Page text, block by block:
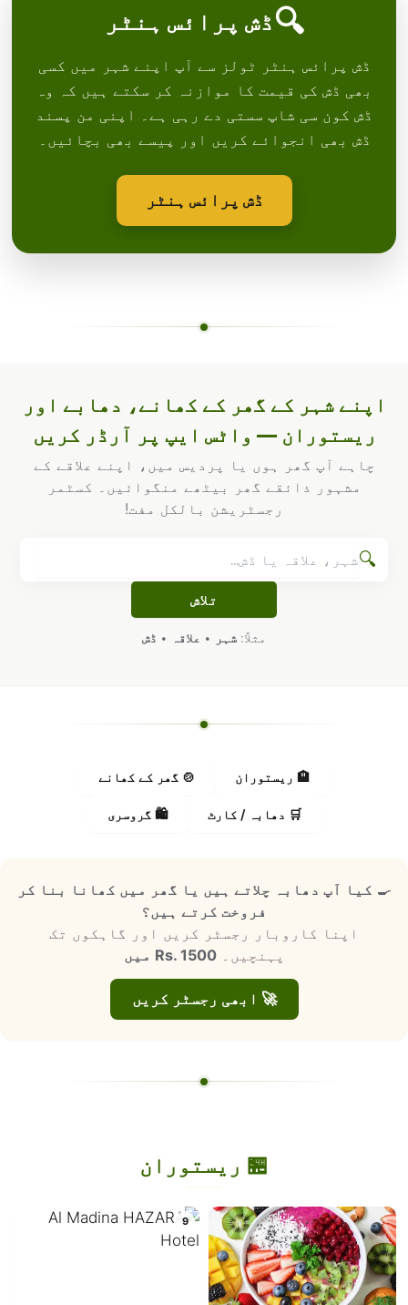
🔍ڈش پرائس ہنٹر
ڈش پرائس ہنٹر ٹولز سے آپ اپنے شہر میں کسی
بھی ڈش کی قیمت کا موازنہ کر سکتے ہیں کہ وہ
ڈش کون سی شاپ سستی دے رہی ہے۔ اپنی من پسند
ڈش بھی انجوائے کریں اور پیسے بھی بچائیں۔
ڈش پرائس ہنٹر
اپنے شہر کے گھر کے کھانے، دھابے اور
ریستوران — واٹس ایپ پر آرڈر کریں
چاہے آپ گھر ہوں یا پردیس میں، اپنے علاقے کے
مشہور ذائقے گھر بیٹھے منگوائیں۔ کسٹمر
رجسٹریشن بالکل مفت!
🔍
تلاش
مثلاً: شہر • علاقہ • ڈش
🏨 ریستوران 🍲 گھر کے کھانے
🛒 دھابہ / کارٹ 🛍️ گروسری
🍳 کیا آپ دھابہ چلاتے ہیں یا گھر میں کھانا بنا کر
فروخت کرتے ہیں؟
اپنا کاروبار رجسٹر کریں اور گاہکوں تک
پہنچیں۔Rs. 1500 میں
🚀 ابھی رجسٹر کریں
🏪 ریستوران
9